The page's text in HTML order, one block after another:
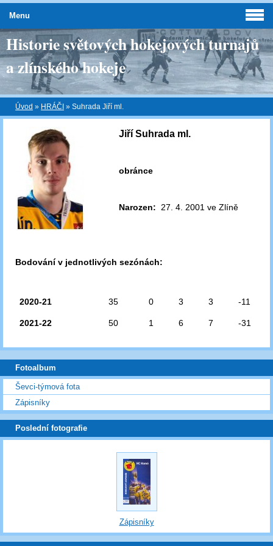
Historie světových hokejových turnajů
a zlínského hokeje
Úvod » HRÁČI » Suhrada Jiří ml.
Jiří Suhrada ml.
obránce
Narozen: 27. 4. 2001 ve Zlíně
Bodování v jednotlivých sezónách:
2020-21 35 0 3 3 -11
2021-22 50 1 6 7 -31
Menu
Fotoalbum
Ševci-týmová fota
Zápisníky
Poslední fotografie
Zápisníky